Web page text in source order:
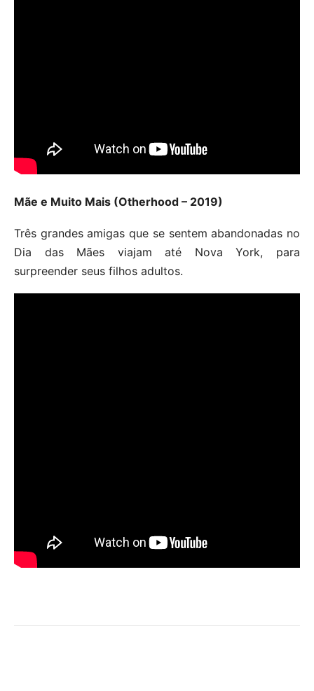
Mãe e Muito Mais (Otherhood – 2019)
Três grandes amigas que se sentem abandonadas no
Dia das Mães viajam até Nova York, para
surpreender seus filhos adultos.